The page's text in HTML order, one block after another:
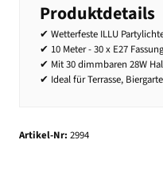
Produktdetails
✔ Wetterfeste ILLU
✔ 10 Meter - 30 x E27
✔ Mit 30 dimmbaren 28W
✔ Ideal für Terrasse,
Artikel-Nr: 2994